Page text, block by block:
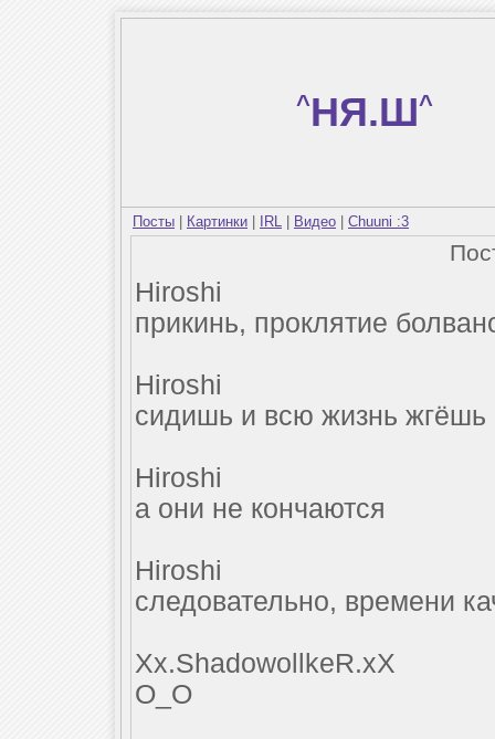
^НЯ.Ш^
Посты Картинки IRL Видео Chuuni :3
Hiroshi
прикинь, проклятие
Hiroshi
сидишь и всю жизнь
Hiroshi
а они не кончаются
Hiroshi
следовательно, времени
Xx.ShadowollkeR.xX
О_О